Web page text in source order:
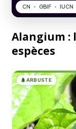
Alangium :
espèces
🌲ARBUSTE